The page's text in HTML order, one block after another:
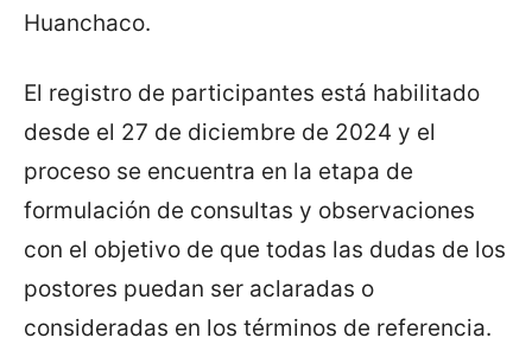
Huanchaco.
El registro de participantes está habilitado
desde el 27 de diciembre de 2024 y el
proceso se encuentra en la etapa de
formulación de consultas y observaciones
con el objetivo de que todas las dudas de los
postores puedan ser aclaradas o
consideradas en los términos de referencia.